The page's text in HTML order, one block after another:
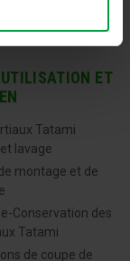
ET
Tatami
lavage
montage et de
Conservation des
Tatami
de coupe de